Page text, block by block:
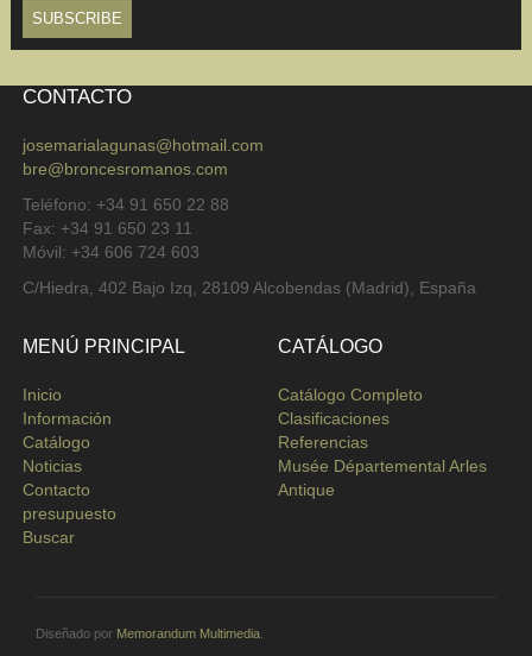
CONTACTO
josemarialagunas@hotmail.com
bre@broncesromanos.com
Teléfono: +34 91 650 22 88
Fax: +34 91 650 23 11
Móvil: +34 606 724 603
C/Hiedra, 402 Bajo Izq, 28109 Alcobendas (Madrid), España
MENÚ PRINCIPAL
Inicio
Información
Catálogo
Noticias
Contacto
presupuesto
Buscar
CATÁLOGO
Catálogo Completo
Clasificaciones
Referencias
Musée Départemental Arles
Antique
Diseñado por Memorandum Multimedia